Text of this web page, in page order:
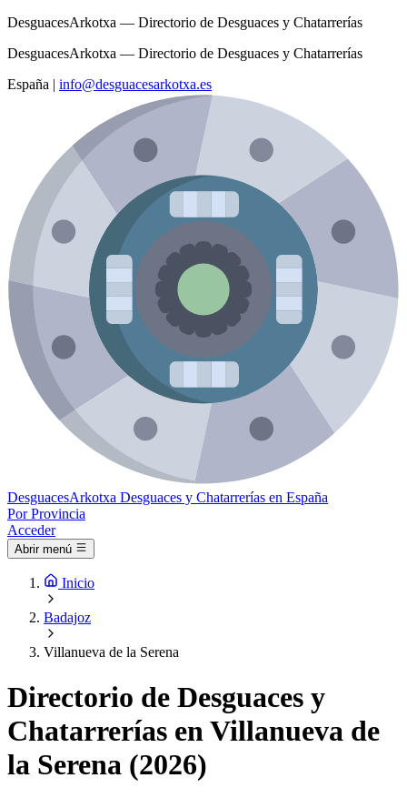
DesguacesArkotxa — Directorio de Desguaces y Chatarrerías
DesguacesArkotxa — Directorio de Desguaces y Chatarrerías
España | info@desguacesarkotxa.es
DesguacesArkotxa Desguaces y Chatarrerías en España
Por Provincia
Acceder
Abrir menú
Inicio
Badajoz
Villanueva de la Serena
Directorio de Desguaces y
Chatarrerías en Villanueva de
la Serena (2026)